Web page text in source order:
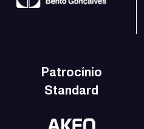
Patrocínio
Standard